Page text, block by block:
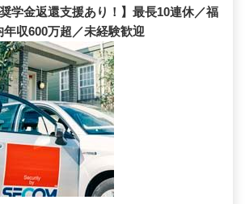
奨学金返還支援あり！】最長10連休／福
収600万超／未経験歓迎